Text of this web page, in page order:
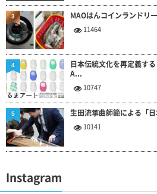
MAOはんコインランドリ
11464
3
日本伝統文化を再定義す
A...
10747
4
生田流箏曲師範による「
10141
5
Instagram